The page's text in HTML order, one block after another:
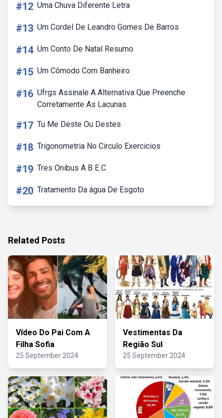
#12 Uma Chuva Diferente Letra
#13 Um Cordel De Leandro Gomes De Barros
#14 Um Conto De Natal Resumo
#15 Um Cômodo Com Banheiro
#16 Ufrgs Assinale A Alternativa Que Preenche
Corretamente As Lacunas
#17 Tu Me Deste Ou Destes
#18 Trigonometria No Circulo Exercicios
#19 Tres Onibus A B E C
#20 Tratamento Da água De Esgoto
Related Posts
Vídeo Do Pai Com A
Filha Sofia
25 September 2024
Vestimentas Da
Região Sul
25 September 2024